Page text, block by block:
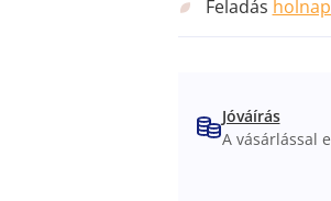
Feladás
Jóváírás
A vásárlással